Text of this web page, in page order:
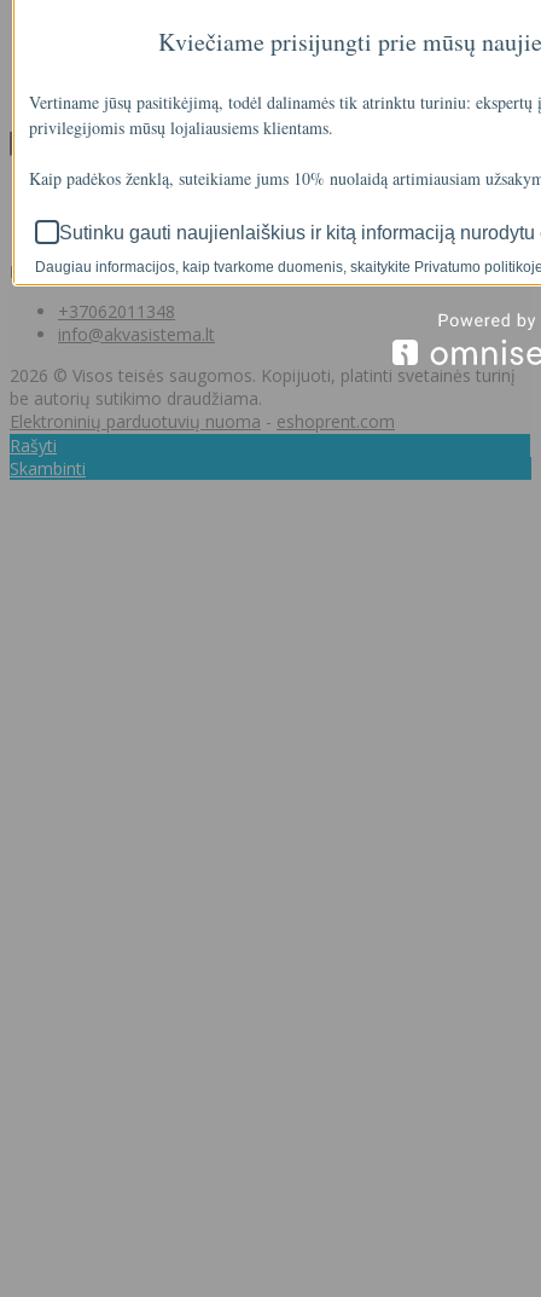
Partnerystės programa
Dovanų kuponai
Kontaktai
Klientams
Norų sąrašas
Kontaktai
+37062011348
info@akvasistema.lt
2026 © Visos teisės saugomos. Kopijuoti, platinti svetainės turinį
be autorių sutikimo draudžiama.
Elektroninių parduotuvių nuoma - eshoprent.com
Rašyti
Skambinti
Kviečiame prisijungti prie mūsų
Vertiname jūsų pasitikėjimą, todėl dalinamės tik atrinktu turiniu:
privilegijomis mūsų lojaliausiems klientams.
Kaip padėkos ženklą, suteikiame jums 10% nuolaidą artimiausiam
Sutinku gauti naujienlaiškius ir kitą informaciją
Daugiau informacijos, kaip tvarkome duomenis, skaitykite Privatumo